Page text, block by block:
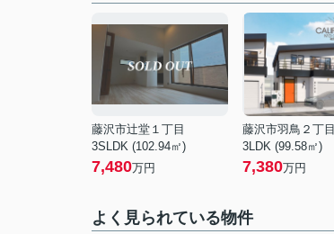
藤沢市辻堂１丁目
3SLDK (102.94㎡)
7,480万円
藤沢市羽鳥２丁目
3LDK (99.58㎡)
7,380万円
よく見られている物件